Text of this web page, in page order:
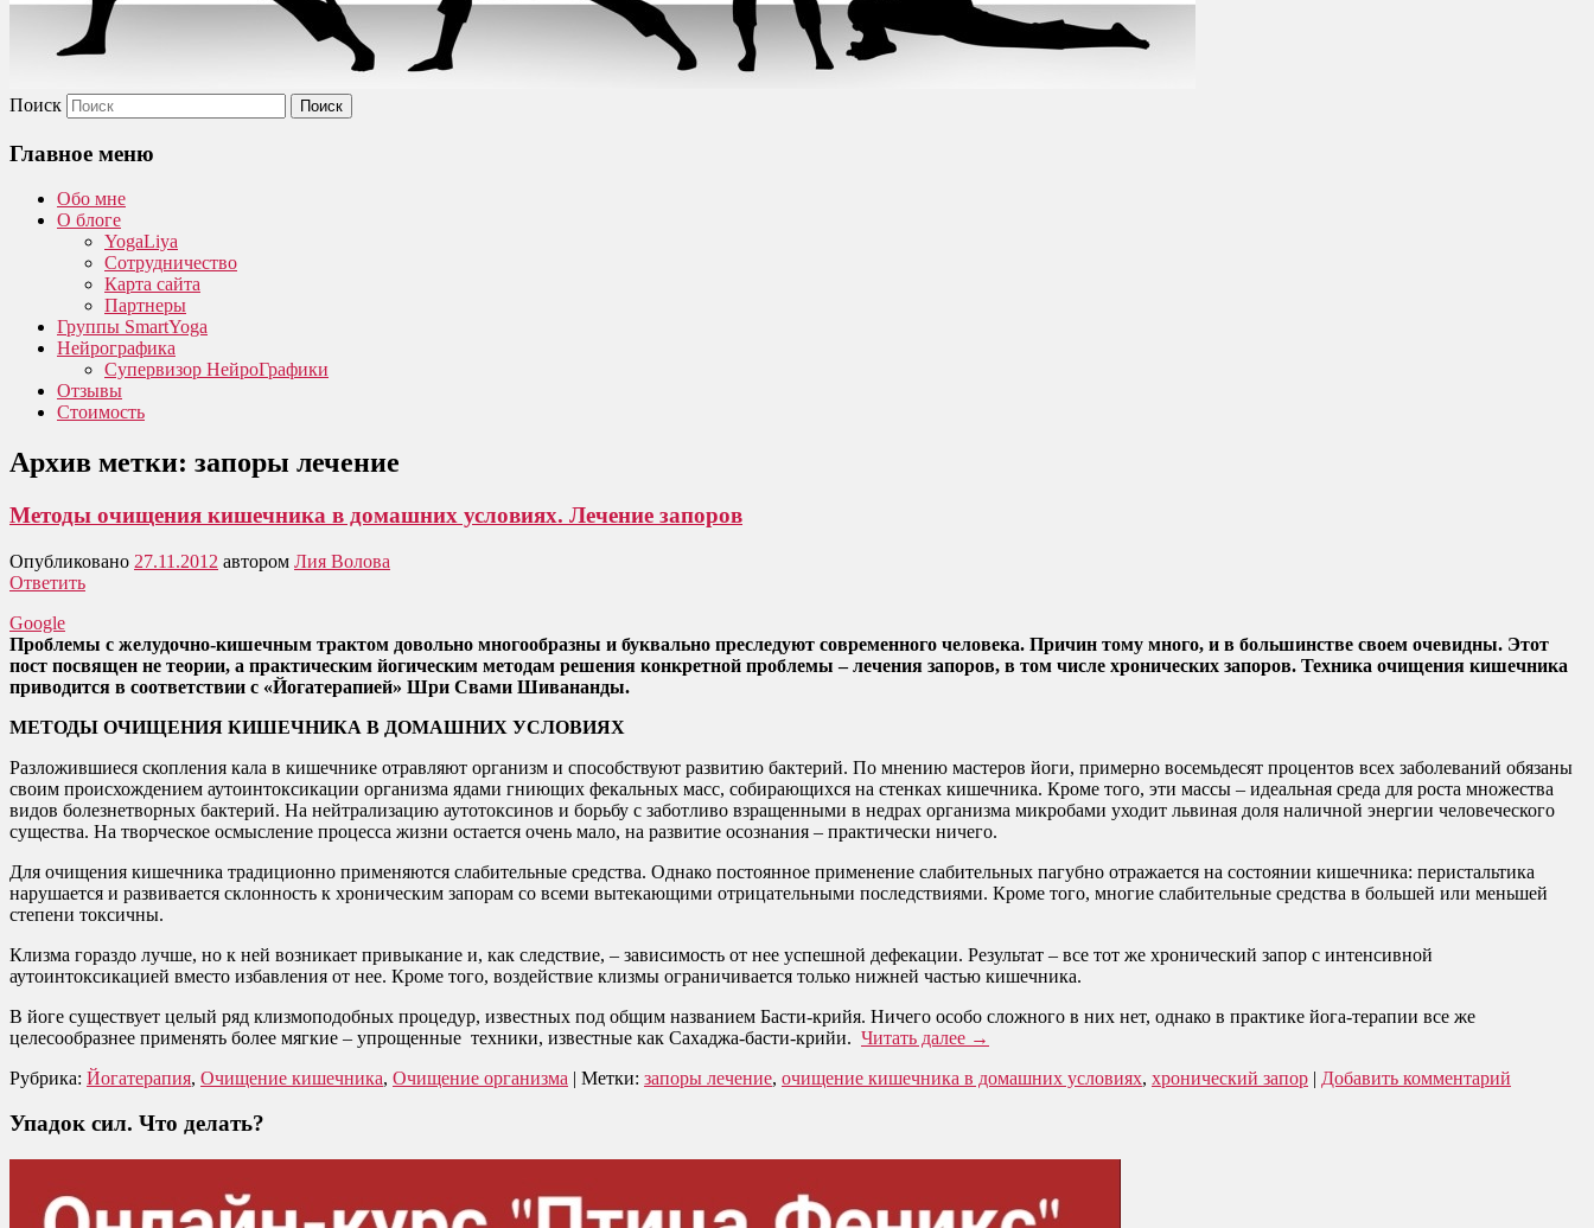
Поиск
Главное меню
Обо мне
О блоге
YogaLiya
Сотрудничество
Карта сайта
Партнеры
Группы SmartYoga
Нейрографика
Супервизор НейроГрафики
Отзывы
Стоимость
Архив метки: запоры лечение
Методы очищения кишечника в домашних условиях. Лечение запоров
Опубликовано 27.11.2012 автором Лия Волова
Ответить
Google
Проблемы с желудочно-кишечным трактом довольно многообразны и буквально преследуют современного человека. Причин тому много, и в большинстве своем очевидны. Этот
пост посвящен не теории, а практическим йогическим методам решения конкретной проблемы – лечения запоров, в том числе хронических запоров. Техника очищения кишечника
приводится в соответствии с «Йогатерапией» Шри Свами Шивананды.
МЕТОДЫ ОЧИЩЕНИЯ КИШЕЧНИКА В ДОМАШНИХ УСЛОВИЯХ
Разложившиеся скопления кала в кишечнике отравляют организм и способствуют развитию бактерий. По мнению мастеров йоги, примерно восемьдесят процентов всех заболеваний обязаны
своим происхождением аутоинтоксикации организма ядами гниющих фекальных масс, собирающихся на стенках кишечника. Кроме того, эти массы – идеальная среда для роста множества
видов болезнетворных бактерий. На нейтрализацию аутотоксинов и борьбу с заботливо взращенными в недрах организма микробами уходит львиная доля наличной энергии человеческого
существа. На творческое осмысление процесса жизни остается очень мало, на развитие осознания – практически ничего.
Для очищения кишечника традиционно применяются слабительные средства. Однако постоянное применение слабительных пагубно отражается на состоянии кишечника: перистальтика
нарушается и развивается склонность к хроническим запорам со всеми вытекающими отрицательными последствиями. Кроме того, многие слабительные средства в большей или меньшей
степени токсичны.
Клизма гораздо лучше, но к ней возникает привыкание и, как следствие, – зависимость от нее успешной дефекации. Результат – все тот же хронический запор с интенсивной
аутоинтоксикацией вместо избавления от нее. Кроме того, воздействие клизмы ограничивается только нижней частью кишечника.
В йоге существует целый ряд клизмоподобных процедур, известных под общим названием Басти-крийя. Ничего особо сложного в них нет, однако в практике йога-терапии все же
целесообразнее применять более мягкие – упрощенные техники, известные как Сахаджа-басти-крийи. Читать далее →
Рубрика: Йогатерапия, Очищение кишечника, Очищение организма | Метки: запоры лечение, очищение кишечника в домашних условиях, хронический запор | Добавить комментарий
Упадок сил. Что делать?